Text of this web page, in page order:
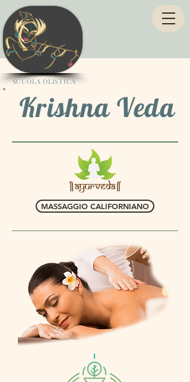
SCUOLA OLISTICA
Krishna Veda
MASSAGGIO CALIFORNIANO